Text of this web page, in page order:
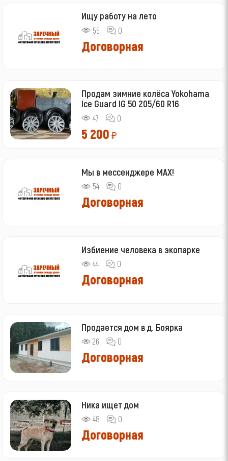
Ищу работу на лето
55 0
Договорная
Продам зимние колёса Yokohama
Ice Guard IG 50 205/60 R16
47 0
5 200 ₽
Мы в мессенджере МАХ!
54 0
Договорная
Избиение человека в экопарке
44 0
Договорная
Продается дом в д. Боярка
26 0
Договорная
Ника ищет дом
48 0
Договорная